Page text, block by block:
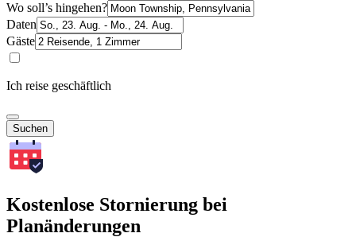
Wo soll’s hingehen?
Daten
Gäste
Ich reise geschäftlich
Suchen
Kostenlose Stornierung bei
Planänderungen